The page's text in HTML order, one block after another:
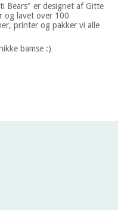
Bears" er designet af Gitte
og lavet over 100
printer og pakker vi alle
bamse :)